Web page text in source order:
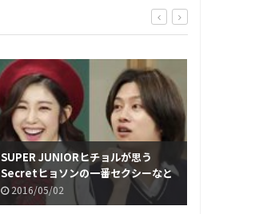
SUPER JUNIORヒチョルが思う
Secretヒョソンの一番セクシーなと
ころが話題に
2016/05/02